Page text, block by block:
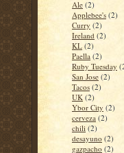
Ale (2)
Applebee's (2)
Curry (2)
Ireland (2)
KL (2)
Paella (2)
Ruby Tuesday
San Jose (2)
Tacos (2)
UK (2)
Ybor City (2)
cerveza (2)
chili (2)
desayuno (2)
gazpacho (2)